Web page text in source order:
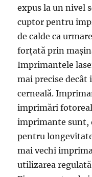
expus la un nivel
cuptor pentru
de calde ca
forțată prin
Imprimantele
mai precise
cerneală.
imprimări
imprimante sunt,
pentru
mai vechi
utilizarea